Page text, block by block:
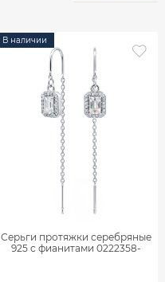
В наличии
Серьги протяжки серебряные
925 с фианитами 0222358-